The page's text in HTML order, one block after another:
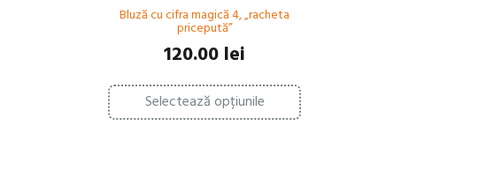
Bluză cu cifra magică 4, „racheta
pricepută”
120.00 lei
Selectează opțiunile
produs
are